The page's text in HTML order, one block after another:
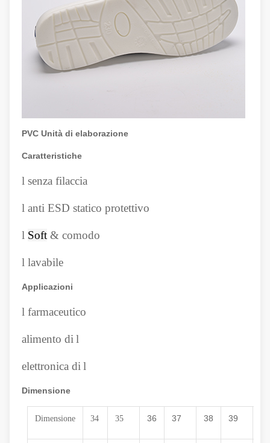
PVC Unità di elaborazione
Caratteristiche
l senza filaccia
l anti ESD statico protettivo
l Soft & comodo
l lavabile
Applicazioni
l farmaceutico
alimento di l
elettronica di l
Dimensione
Dimensione 34 35 36 37 38 39